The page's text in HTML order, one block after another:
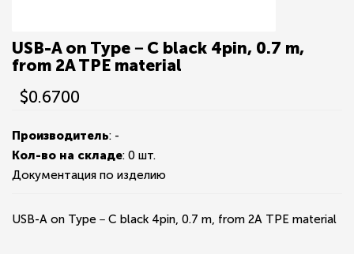
USB-A on Type－C black 4pin, 0.7 m,
from 2A TPE material
$0.6700
Производитель: -
Кол-во на складе: 0 шт.
Документация по изделию
USB-A on Type－C black 4pin, 0.7 m, from 2A TPE material